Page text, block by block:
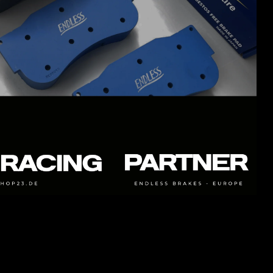
FÜR HÄRTERE TRACKDAYS UND RACING. NUR
BEDINGT FÜR DEN STRAßENEINSATZ GEEIGNET
- ME22
ist eine Weiterentwicklung des beliebten ME20-
Compounds mit grundlegend gleichen Eigenschaften wie
ME20. ME22 arbeitet nach unseren Erfahrungen etwas
Rallyesport entwickelt wurde. Pedalgefühl und Bremswirkung